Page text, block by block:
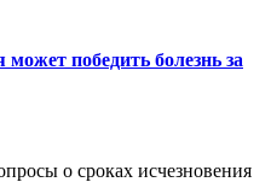
победить болезнь за
о сроках исчезновения